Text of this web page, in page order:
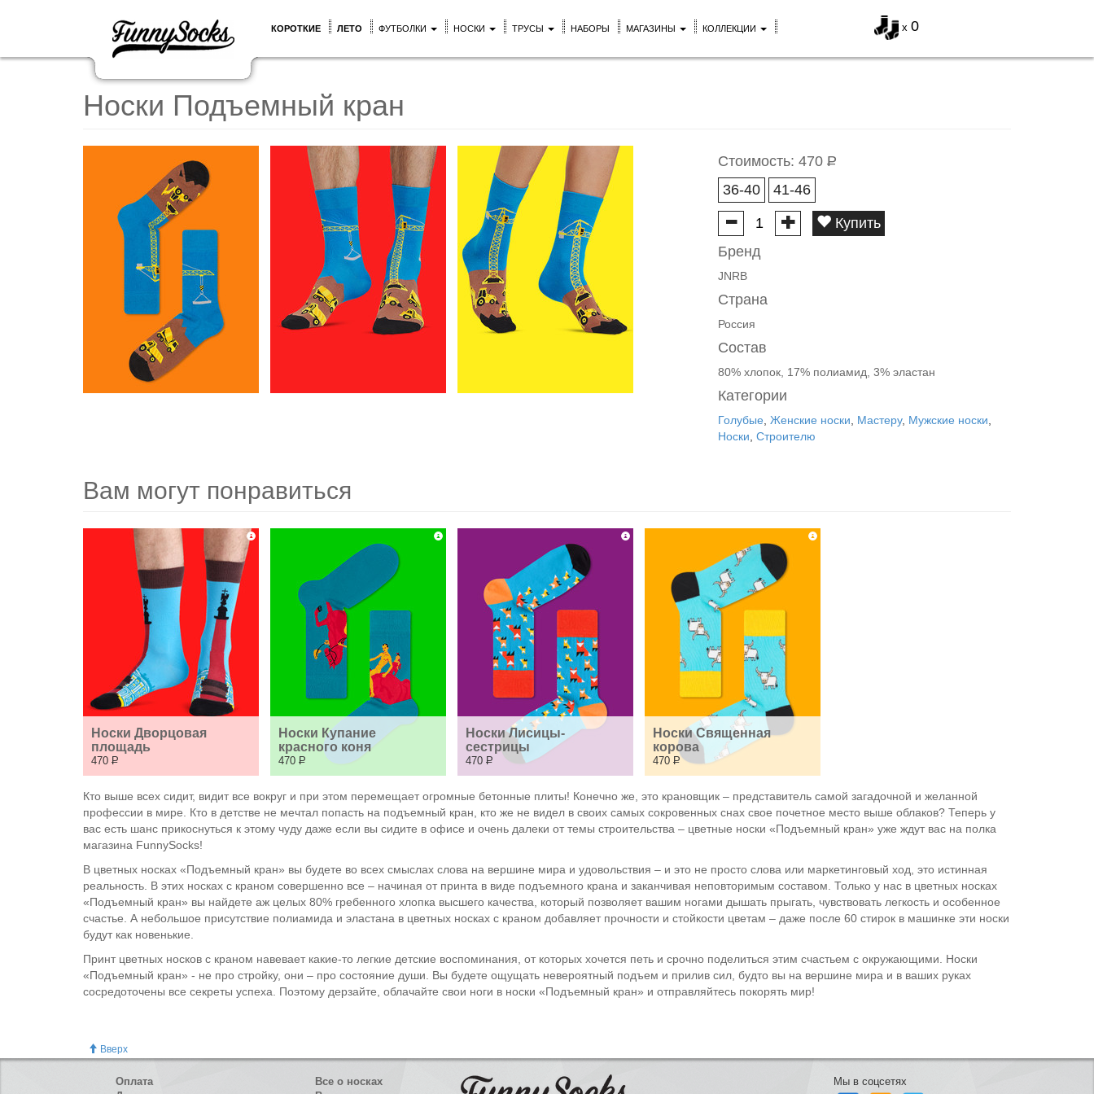
x 0
КОРОТКИЕ ЛЕТО ФУТБОЛКИ НОСКИ ТРУСЫ НАБОРЫ МАГАЗИНЫ КОЛЛЕКЦИИ
Носки Подъемный кран
Стоимость: 470 Р
36-40
41-46
Купить
Бренд
JNRB
Страна
Россия
Состав
80% хлопок, 17% полиамид, 3% эластан
Категории
Голубые Женские носки Мастеру, Мужские носки
Носки Строителю
Вам могут понравиться
Носки Дворцовая
площадь
470 Р
Носки Купание
красного коня
470 Р
Носки Лисицы-
сестрицы
470 Р
Носки Священная
корова
470 Р
Кто выше всех сидит, видит все вокруг и при этом перемещает огромные бетонные плиты! Конечно же, это крановщик – представитель самой загадочной и желанной
профессии в мире. Кто в детстве не мечтал попасть на подъемный кран, кто же не видел в своих самых сокровенных снах свое почетное место выше облаков? Теперь у
вас есть шанс прикоснуться к этому чуду даже если вы сидите в офисе и очень далеки от темы строительства – цветные носки «Подъемный кран» уже ждут вас на полка
магазина FunnySocks!
В цветных носках «Подъемный кран» вы будете во всех смыслах слова на вершине мира и удовольствия – и это не просто слова или маркетинговый ход, это истинная
реальность. В этих носках с краном совершенно все – начиная от принта в виде подъемного крана и заканчивая неповторимым составом. Только у нас в цветных носках
«Подъемный кран» вы найдете аж целых 80% гребенного хлопка высшего качества, который позволяет вашим ногами дышать прыгать, чувствовать легкость и особенное
счастье. А небольшое присутствие полиамида и эластана в цветных носках с краном добавляет прочности и стойкости цветам – даже после 60 стирок в машинке эти носки
будут как новенькие.
Принт цветных носков с краном навевает какие-то легкие детские воспоминания, от которых хочется петь и срочно поделиться этим счастьем с окружающими. Носки
«Подъемный кран» - не про стройку, они – про состояние души. Вы будете ощущать невероятный подъем и прилив сил, будто вы на вершине мира и в ваших руках
сосредоточены все секреты успеха. Поэтому дерзайте, облачайте свои ноги в носки «Подъемный кран» и отправляйтесь покорять мир!
Вверх
Оплата
Все о носках
Мы в соцсетях